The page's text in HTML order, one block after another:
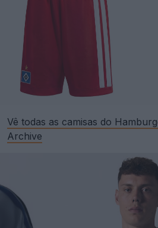
Vê todas as camisas do
Archive